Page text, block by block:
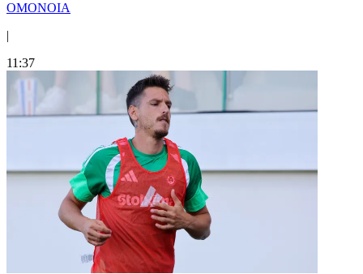
ΟΜΟΝΟΙΑ
|
11:37